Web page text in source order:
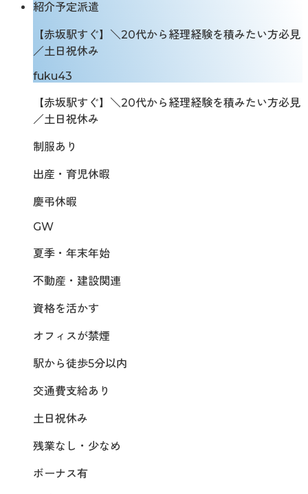
紹介予定派遣
【赤坂駅すぐ】＼20代から経理経験を積みたい方必見
／土日祝休み
fuku43
【赤坂駅すぐ】＼20代から経理経験を積みたい方必見
／土日祝休み
制服あり
出産・育児休暇
慶弔休暇
GW
夏季・年末年始
不動産・建設関連
資格を活かす
オフィスが禁煙
駅から徒歩5分以内
交通費支給あり
土日祝休み
残業なし・少なめ
ボーナス有